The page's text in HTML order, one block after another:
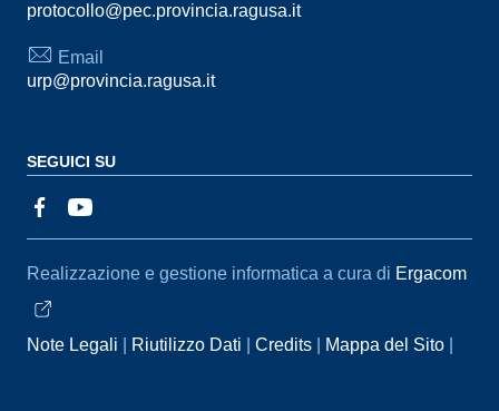
protocollo@pec.provincia.ragusa.it
Email
urp@provincia.ragusa.it
SEGUICI SU
Sezione Link Utili
Realizzazione e gestione informatica a cura di Ergacom
Note Legali Riutilizzo Dati Credits
Mappa del Sito